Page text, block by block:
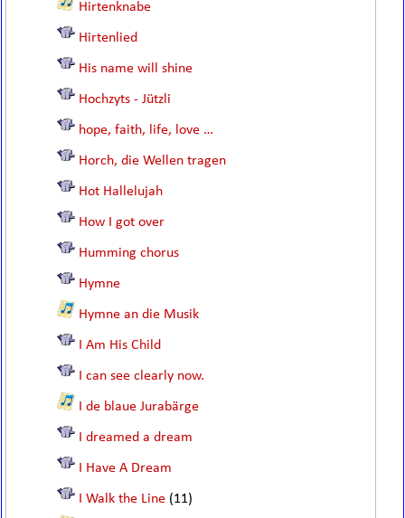
Hirtenknabe
Hirtenlied
His name will shine
Hochzyts - Jützli
hope, faith, life, love …
Horch, die Wellen tragen
Hot Hallelujah
How I got over
Humming chorus
Hymne
Hymne an die Musik
I Am His Child
I can see clearly now.
I de blaue Jurabärge
I dreamed a dream
I Have A Dream
I Walk the Line (11)